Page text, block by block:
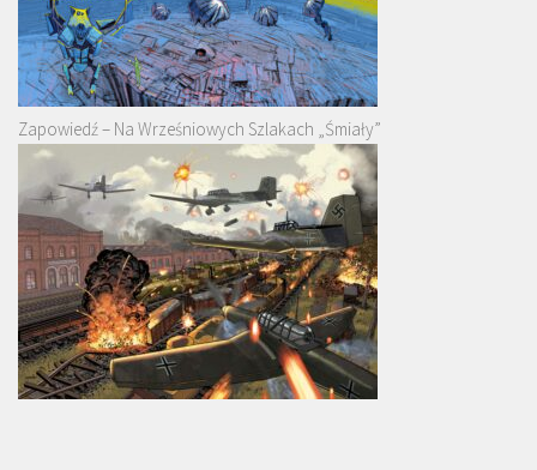
Zapowiedź – Na Wrześniowych Szlakach „Śmiały”